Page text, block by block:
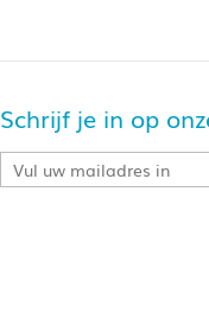
Schrijf je in op